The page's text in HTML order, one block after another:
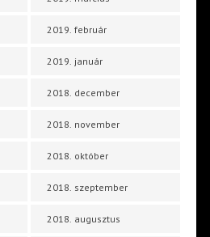
2019. február
2019. január
2018. december
2018. november
2018. október
2018. szeptember
2018. augusztus